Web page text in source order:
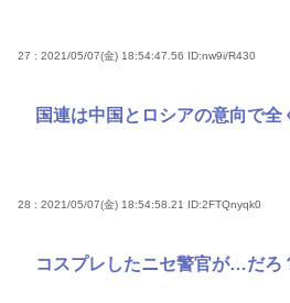
27 : 2021/05/07(金) 18:54:47.56 ID:nw9i/R430
国連は中国とロシアの意向で全
28 : 2021/05/07(金) 18:54:58.21 ID:2FTQnyqk0
コスプレしたニセ警官が…だろ